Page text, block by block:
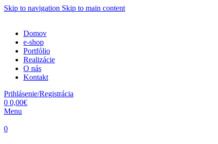
Skip to navigation Skip to main content
Domov
e-shop
Portfólio
Realizácie
O nás
Kontakt
Prihlásenie/Registrácia
0 0,00€
Menu
0